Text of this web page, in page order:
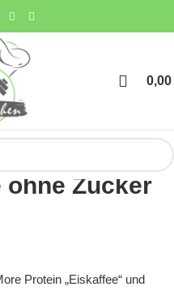
0,00
ohne Zucker
Protein „Eiskaffee“ und